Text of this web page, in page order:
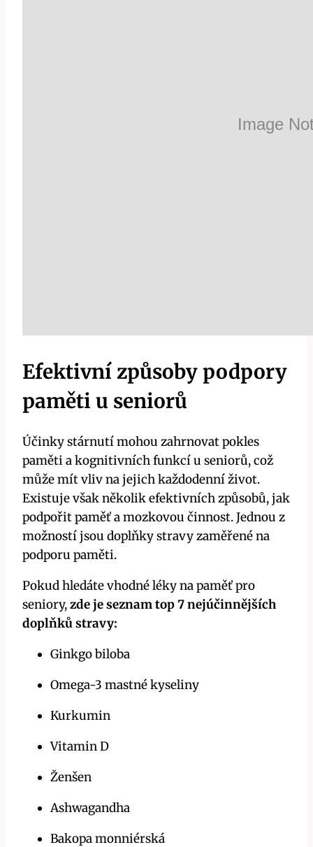
Efektivní způsoby podpory
paměti u seniorů
Účinky stárnutí mohou zahrnovat pokles
paměti a kognitivních funkcí u seniorů, což
může mít vliv na jejich každodenní život.
Existuje však několik efektivních způsobů, jak
podpořit paměť a mozkovou činnost. Jednou z
možností jsou doplňky stravy zaměřené na
podporu paměti.
Pokud hledáte vhodné léky na paměť pro
seniory,zde je seznam top 7 nejúčinnějších
doplňků stravy:
Ginkgo biloba
Omega-3 mastné kyseliny
Kurkumin
Vitamin D
Ženšen
Ashwagandha
Bakopa monniérská